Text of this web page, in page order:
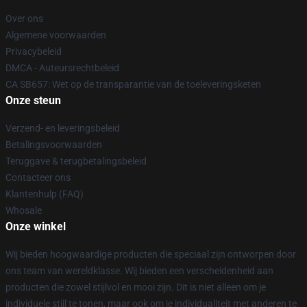
Over ons
Algemene voorwaarden
Privacybeleid
DMCA - Auteursrechtbeleid
CA SB657: Wet op de transparantie van de toeleveringsketen
Onze steun
Verzend- en leveringsbeleid
Betalingsvoorwaarden
Teruggave & terugbetalingsbeleid
Contacteer ons
Klantenhulp (FAQ)
Whosale
Onze winkel
Wij bieden hoogwaardige producten die speciaal zijn ontworpen door
ons team van wereldklasse. Wij bieden een verscheidenheid aan
producten die zowel stijlvol en mooi zijn. Dit is niet alleen om je
individuele stijl te tonen, maar ook om je individualiteit met anderen te